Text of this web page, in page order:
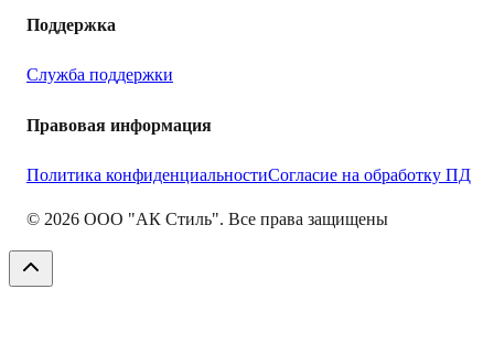
Поддержка
Служба поддержки
Правовая информация
Политика конфиденциальностиСогласие на обработку ПД
© 2026 ООО "АК Стиль". Все права защищены